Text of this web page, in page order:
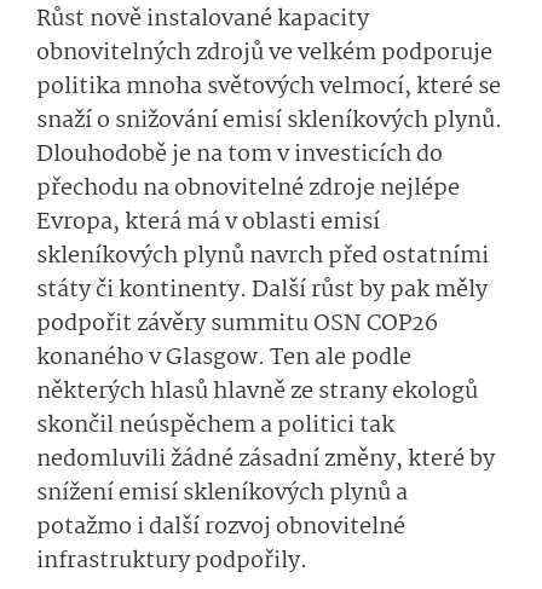
Růst nově instalované kapacity
obnovitelných zdrojů ve velkém podporuje
politika mnoha světových velmocí, které se
snaží o snižování emisí skleníkových plynů.
Dlouhodobě je na tom v investicích do
přechodu na obnovitelné zdroje nejlépe
Evropa, která má v oblasti emisí
skleníkových plynů navrch před ostatními
státy či kontinenty. Další růst by pak měly
podpořit závěry summitu OSN COP26
konaného v Glasgow. Ten ale podle
některých hlasů hlavně ze strany ekologů
skončil neúspěchem a politici tak
nedomluvili žádné zásadní změny, které by
snížení emisí skleníkových plynů a
potažmo i další rozvoj obnovitelné
infrastruktury podpořily.